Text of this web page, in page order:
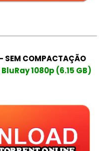
SEM COMPACTAÇÃO
BluRay 1080p (6.15 GB)